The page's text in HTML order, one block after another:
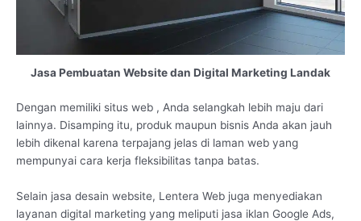
Jasa Pembuatan Website dan Digital Marketing Landak
Dengan memiliki situs web , Anda selangkah lebih maju dari
lainnya. Disamping itu, produk maupun bisnis Anda akan jauh
lebih dikenal karena terpajang jelas di laman web yang
mempunyai cara kerja fleksibilitas tanpa batas.
Selain jasa desain website, Lentera Web juga menyediakan
layanan digital marketing yang meliputi jasa iklan Google Ads,